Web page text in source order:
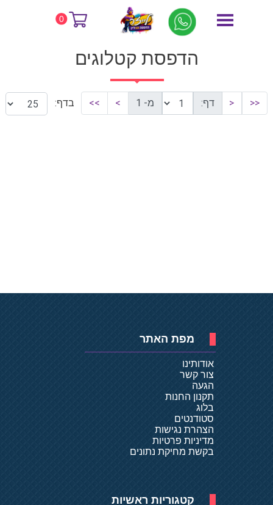
0 דף הבית הדפסת קטלוגים
הדפסת קטלוגים
<<
< דף: מ- 1 >
>> בדף:
מפת האתר
אודותינו
צור קשר
הגעה
תקנון החנות
בלוג
סטודנטים
הצהרת נגישות
מדיניות פרטיות
בקשת מחיקת נתונים
קטגוריות ראשיות